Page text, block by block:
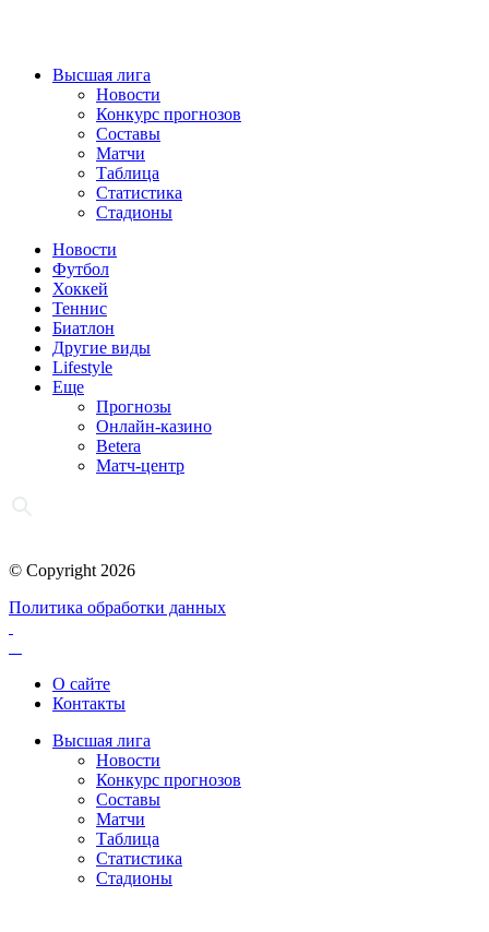
Высшая лига
Новости
Конкурс прогнозов
Составы
Матчи
Таблица
Статистика
Стадионы
Новости
Футбол
Хоккей
Теннис
Биатлон
Другие виды
Lifestyle
Еще
Прогнозы
Онлайн-казино
Betera
Матч-центр
© Copyright 2026
Политика обработки данных
О сайте
Контакты
Высшая лига
Новости
Конкурс прогнозов
Составы
Матчи
Таблица
Статистика
Стадионы